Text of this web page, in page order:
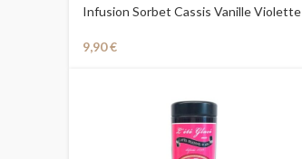
Infusion Sorbet Cassis Vanille Violette
9,90€